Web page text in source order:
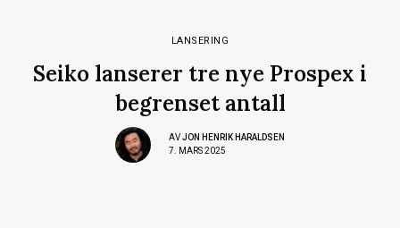
LANSERING
Seiko lanserer tre nye Prospex i
begrenset antall
AVJON HENRIK HARALDSEN
7. MARS 2025